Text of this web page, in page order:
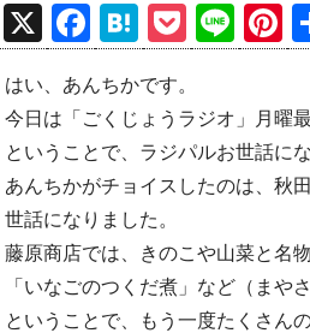
X
F
a
c
e
b
o
o
k
H
at
e
n
a
P
o
ck
et
Li
n
e
st
はい、あんちかです。
今日は「ごくじょうラジオ」月曜最
ということで、ラジパルお世話に
あんちかがチョイスしたのは、秋
世話になりました。
藤原商店では、きのこや山菜と名
「いなごのつくだ煮」など（まや
ということで、もう一度たくさん